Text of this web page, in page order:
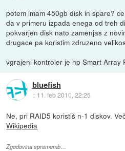
potem imam 450gb disk in spare?
da v primeru izpada enega od treh
pokvarjen disk nato zamenjas z
drugace pa koristim zdruzeno
vgrajeni kontroler je hp Smart Array
bluefish
:: 11. feb 2010, 22:25
Ne, pri RAID5 koristiš n-1 diskov.
Wikipedia
Zgodovina sprememb…